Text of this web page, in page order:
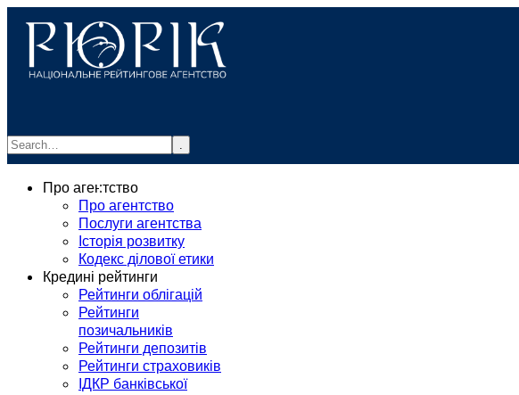
.
info@rurik.com.ua
Про агентство
Про агентство
Послуги агентства
Історія розвитку
Кодекс ділової етики
Кредині рейтинги
Рейтинги облігацій
Рейтинги
позичальників
Рейтинги депозитів
Рейтинги страховиків
ІДКР банківської